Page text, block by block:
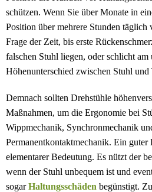
schützen. Wenn Sie über Monate in
Position über mehrere Stunden täglich
Frage der Zeit, bis erste
falschen Stuhl liegen, oder schlicht am
Höhenunterschied zwischen Stuhl und
Demnach sollten Drehstühle
Maßnahmen, um die Ergonomie bei
Wippmechanik, Synchronmechanik
Permanentkontaktmechanik. Ein guter
elementarer Bedeutung. Es nützt der
wenn der Stuhl unbequem ist und
sogarHaltungsschäden begünstigt.